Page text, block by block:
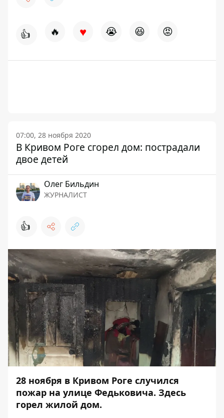
👍 🔥 ♥ 😭 😆 😡
07:00, 28 ноября 2020
В Кривом Роге сгорел дом: пострадали
двое детей
Олег Бильдин
ЖУРНАЛИСТ
👍
28 ноября в Кривом Роге случился
пожар на улице Федьковича. Здесь
горел жилой дом.